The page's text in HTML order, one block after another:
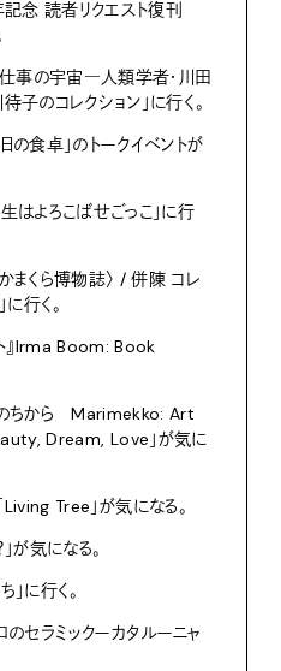
念 読者リクエスト復刊
仕事の宇宙―人類学者・川田
子のコレクション」に行く。
の食卓」のトークイベントが
はよろこばせごっこ」に行
まくら博物誌〉 / 併陳 コレ
行く。
ト』Irma Boom: Book
ちから Marimekko: Art
Dream, Love」が気に
Tree」が気になる。
が気になる。
に行く。
のセラミックーカタルーニャ